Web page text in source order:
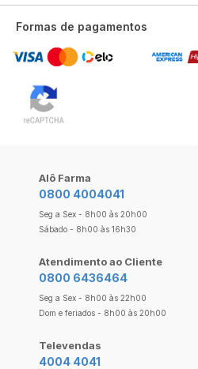
Formas de pagamentos
Alô Farma
0800 4004041
Seg a Sex - 8h00 às 20h00
Sábado - 8h00 às 16h30
Atendimento ao Cliente
0800 6436464
Seg a Sex - 8h00 às 22h00
Dom e feriados - 8h00 às 20h00
Televendas
4004 4041